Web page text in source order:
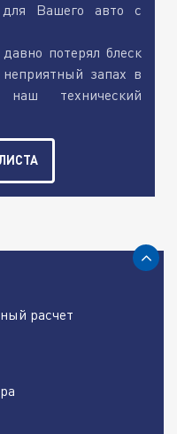
Вашего авто с
потерял блеск
запах в
технический
расчет